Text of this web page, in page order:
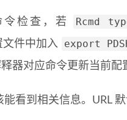
令检查，若 Rcmd
文件中加入 export
器对应命令更新当前配
看到相关信息。URL